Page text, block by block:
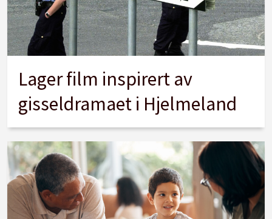
Lager film inspirert av
gisseldramaet i Hjelmeland